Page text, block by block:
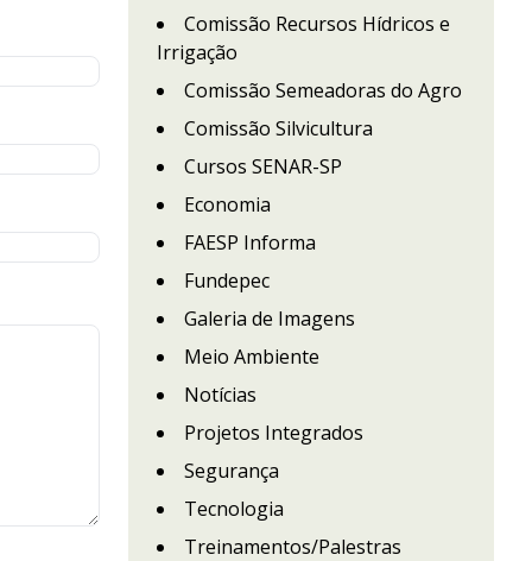
Comissão Recursos Hídricos e
Irrigação
Comissão Semeadoras do Agro
Comissão Silvicultura
Cursos SENAR-SP
Economia
FAESP Informa
Fundepec
Galeria de Imagens
Meio Ambiente
Notícias
Projetos Integrados
Segurança
Tecnologia
Treinamentos/Palestras